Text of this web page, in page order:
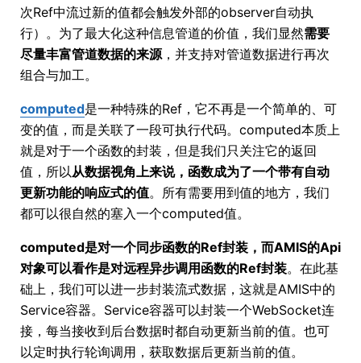
次Ref中流过新的值都会触发外部的observer自动执
行）。为了最大化这种信息管道的价值，我们显然需要
尽量丰富管道数据的来源，并支持对管道数据进行再次
组合与加工。
computed是一种特殊的Ref，它不再是一个简单的、可
变的值，而是关联了一段可执行代码。computed本质上
就是对于一个函数的封装，但是我们只关注它的返回
值，所以从数据视角上来说，函数成为了一个带有自动
更新功能的响应式的值。所有需要用到值的地方，我们
都可以很自然的塞入一个computed值。
computed是对一个同步函数的Ref封装，而AMIS的Api
对象可以看作是对远程异步调用函数的Ref封装。在此基
础上，我们可以进一步封装流式数据，这就是AMIS中的
Service容器。Service容器可以封装一个WebSocket连
接，每当接收到后台数据时都自动更新当前的值。也可
以定时执行轮询调用，获取数据后更新当前的值。